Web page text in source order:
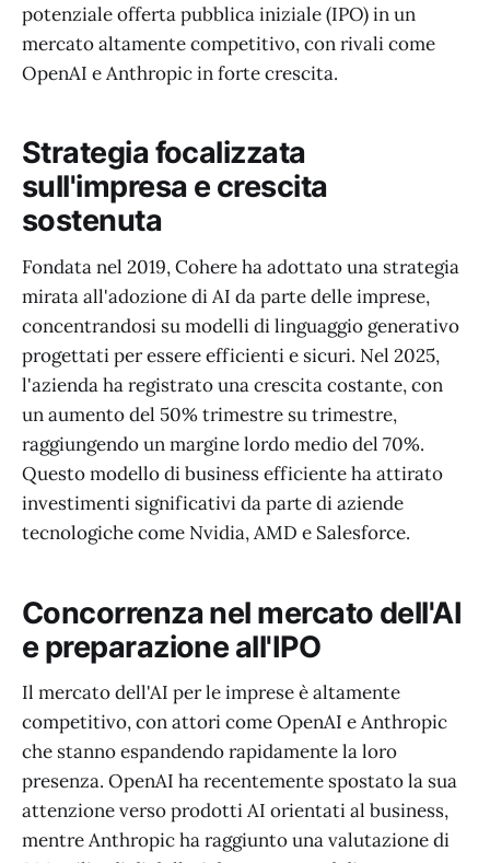
potenziale offerta pubblica iniziale (IPO) in un
mercato altamente competitivo, con rivali come
OpenAI e Anthropic in forte crescita.
Strategia focalizzata
sull'impresa e crescita
sostenuta
Fondata nel 2019, Cohere ha adottato una strategia
mirata all'adozione di AI da parte delle imprese,
concentrandosi su modelli di linguaggio generativo
progettati per essere efficienti e sicuri. Nel 2025,
l'azienda ha registrato una crescita costante, con
un aumento del 50% trimestre su trimestre,
raggiungendo un margine lordo medio del 70%.
Questo modello di business efficiente ha attirato
investimenti significativi da parte di aziende
tecnologiche come Nvidia, AMD e Salesforce.
Concorrenza nel mercato dell'AI
e preparazione all'IPO
Il mercato dell'AI per le imprese è altamente
competitivo, con attori come OpenAI e Anthropic
che stanno espandendo rapidamente la loro
presenza. OpenAI ha recentemente spostato la sua
attenzione verso prodotti AI orientati al business,
mentre Anthropic ha raggiunto una valutazione di